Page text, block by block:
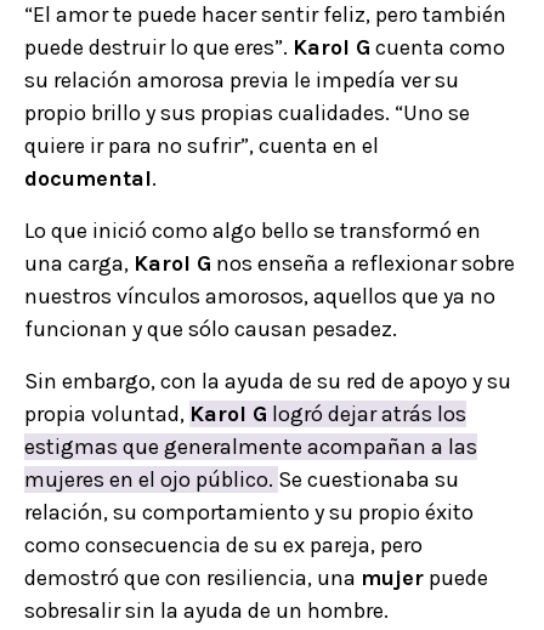
“El amor te puede hacer sentir feliz, pero también
puede destruir lo que eres”. Karol G cuenta como
su relación amorosa previa le impedía ver su
propio brillo y sus propias cualidades. “Uno se
quiere ir para no sufrir”, cuenta en el
documental.
Lo que inició como algo bello se transformó en
una carga, Karol G nos enseña a reflexionar sobre
nuestros vínculos amorosos, aquellos que ya no
funcionan y que sólo causan pesadez.
Sin embargo, con la ayuda de su red de apoyo y su
propia voluntad, Karol G logró dejar atrás los
estigmas que generalmente acompañan a las
mujeres en el ojo público. Se cuestionaba su
relación, su comportamiento y su propio éxito
como consecuencia de su ex pareja, pero
demostró que con resiliencia, una mujer puede
sobresalir sin la ayuda de un hombre.